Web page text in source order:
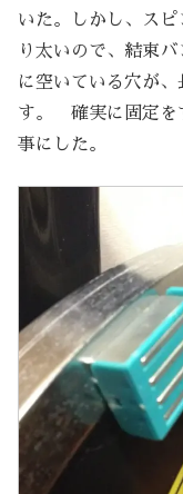
いた。しかし、ス
り太いので、結束
に空いている穴が
す。 確実に固定を
事にした。